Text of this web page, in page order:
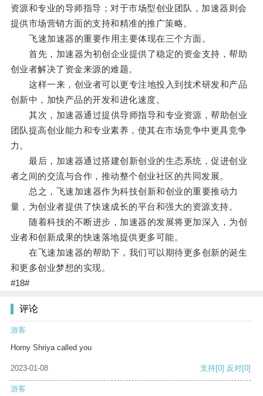
资源和专业的导师指导；对于市场型创业团队，加速器则会
提供市场营销方面的支持和精准的推广策略。
飞速加速器的重要作用主要体现在三个方面。
首先，加速器为初创企业提供了稳定的资金支持，帮助
创业者解决了资金来源的难题。
这样一来，创业者可以更专注地投入到技术研发和产品
创新中，加快产品的开发和进化速度。
其次，加速器通过提供导师指导和专业资源，帮助创业
团队提高创业能力和专业素养，使其在市场竞争中更具竞争
力。
最后，加速器通过搭建创新创业的生态系统，促进创业
者之间的交流与合作，推动整个创业社区的共同发展。
总之，飞速加速器作为科技创新和创业的重要推动力
量，为创业者提供了快速成长的平台和强大的资源支持。
随着科技的不断进步，加速器的发展将更加深入，为创
业者和创新成果的快速落地提供更多可能。
在飞速加速器的帮助下，我们可以期待更多创新的诞生
和更多创业梦想的实现。
#18#
评论
游客
Horny Shriya called you
2023-01-08 支持[0] 反对[0]
游客